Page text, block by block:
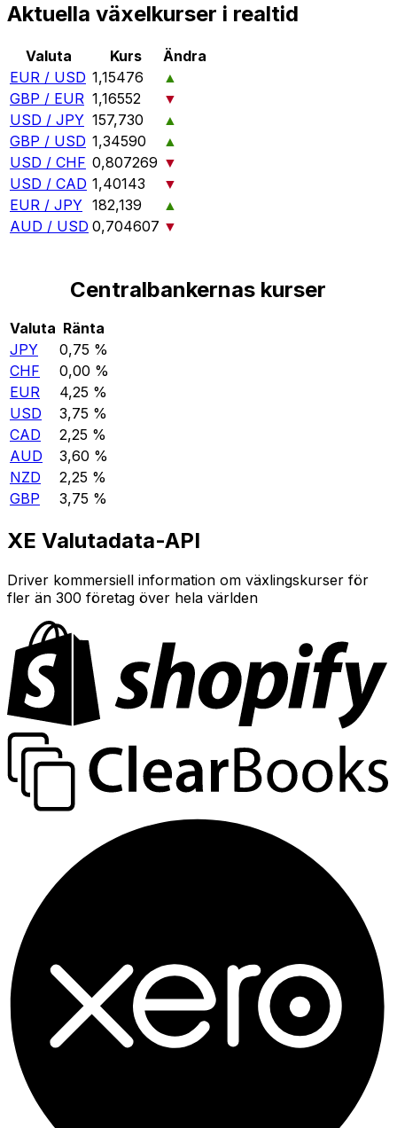
Aktuella växelkurser i realtid
Valuta Kurs
Ändra
EUR / USD 1,15476
▲
GBP / EUR 1,16552
▼
USD / JPY 157,730
▲
GBP / USD 1,34590
▲
USD / CHF 0,807269 ▼
USD / CAD 1,40143
▼
EUR / JPY 182,139
▲
AUD / USD 0,704607 ▼
Centralbankernas kurser
Valuta Ränta
JPY
0,75 %
CHF
0,00 %
EUR
4,25 %
USD
3,75 %
CAD
2,25 %
AUD
3,60 %
NZD
2,25 %
GBP
3,75 %
XE Valutadata-API
Driver kommersiell information om växlingskurser för
fler än 300 företag över hela världen